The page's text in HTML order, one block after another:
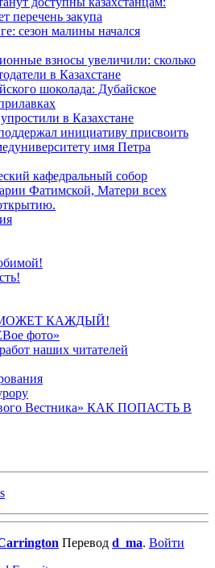
перечень закупа
сезон малины начался
взносы увеличили: сколько
в Казахстане
шоколада: Дубайское
в Казахстане
инициативу присвоить
имя Петра
кафедральный собор
Фатимской, Матери всех
КАЖДЫЙ!
фото»
наших читателей
Вестника» КАК ПОПАСТЬ В
Перевод d_ma. Войти